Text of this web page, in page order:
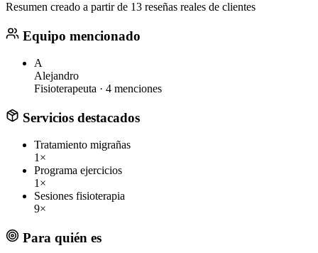
Resumen creado a partir de 13 reseñas reales de clientes
Equipo mencionado
A
Alejandro
Fisioterapeuta · 4 menciones
Servicios destacados
Tratamiento migrañas
1×
Programa ejercicios
1×
Sesiones fisioterapia
9×
Para quién es